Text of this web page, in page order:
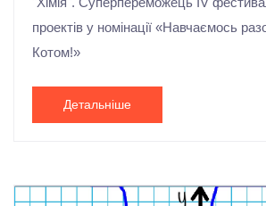
проектів у номінації «Навчаємось
Котом!»
Детальніше